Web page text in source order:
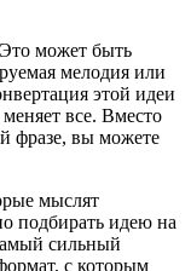
Это может быть
мелодия или
этой идеи
все. Вместо
фразе, вы можете
мыслят
подбирать идею на
сильный
с которым